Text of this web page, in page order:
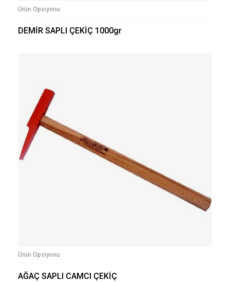
Ürün Opsiyonu
DEMİR SAPLI ÇEKİÇ 1000gr
Ürün Opsiyonu
AĞAÇ SAPLI CAMCI ÇEKİÇ